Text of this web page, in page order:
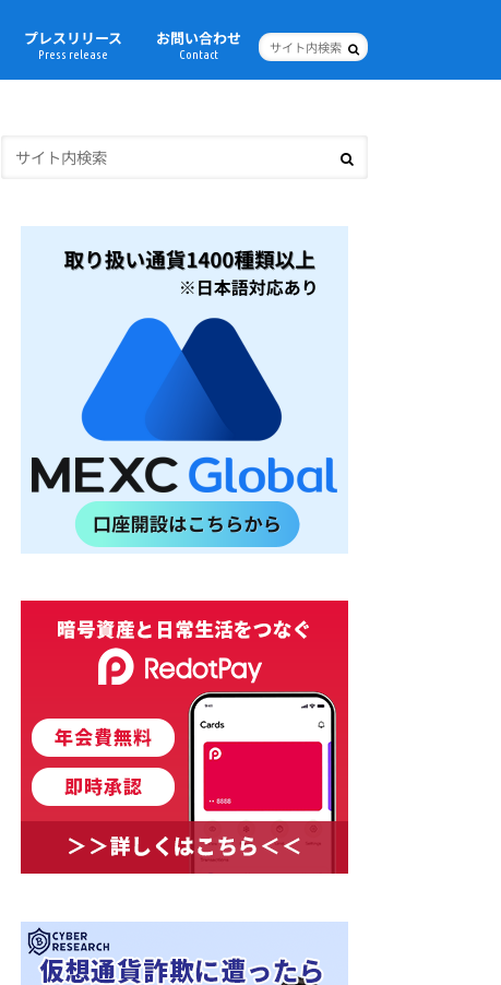
プレスリリース
Press release
お問い合わせ
Contact